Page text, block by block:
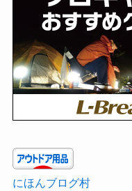
にほんブログ村